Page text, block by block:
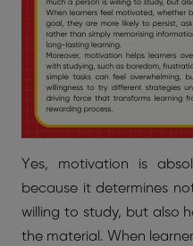
Yes, motivation is
because it determines
willing to study, but also
the material. When